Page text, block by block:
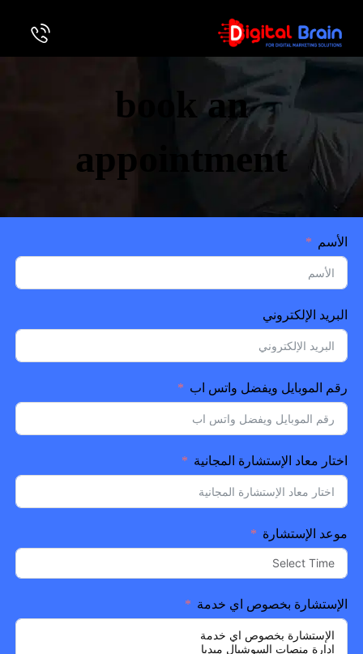
book an
appointment
الأسم
البريد الإلكتروني
رقم الموبايل ويفضل واتس اب
اختار معاد الإستشارة المجانية
موعد الإستشارة
الإستشارة بخصوص اي خدمة